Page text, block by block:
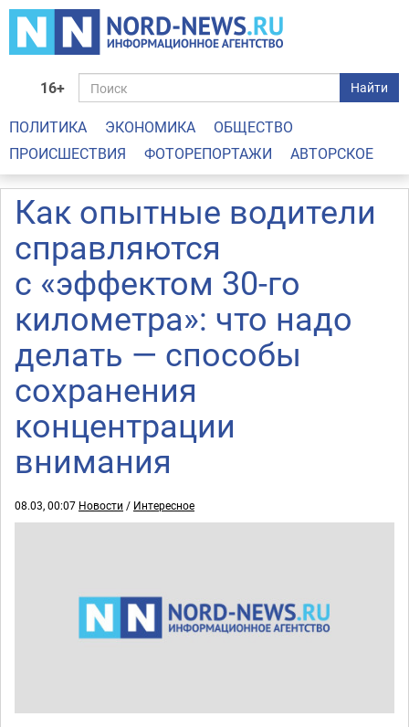
16+ Найти
ПОЛИТИКА ЭКОНОМИКА
ОБЩЕСТВО
ПРОИСШЕСТВИЯ
ФОТОРЕПОРТАЖИ АВТОРСКОЕ
Как опытные водители
справляются
с «эффектом 30-го
километра»: что надо
делать — способы
сохранения
концентрации
внимания
08.03, 00:07 Новости / Интересное